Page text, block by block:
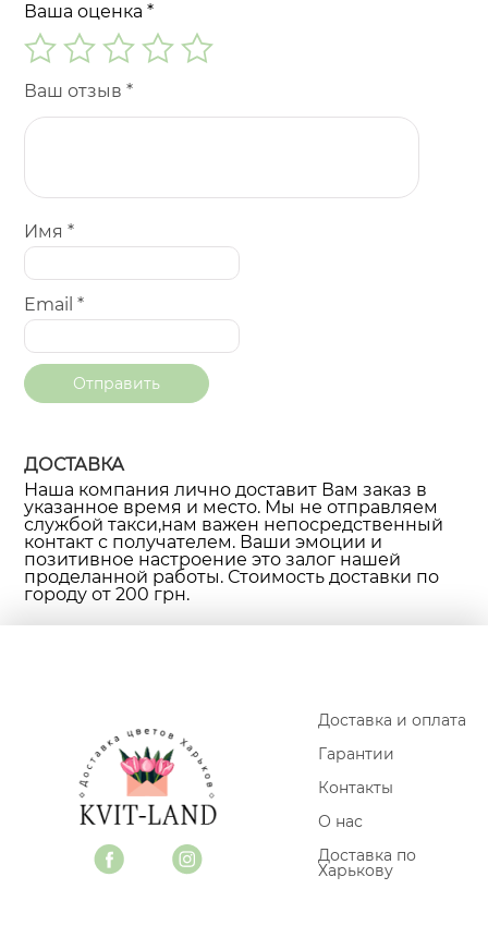
Ваша оценка*
Ваш отзыв*
Имя*
Email*
ДОСТАВКА
Наша компания лично доставит Вам заказ в
указанное время и место. Мы не отправляем
службой такси,нам важен непосредственный
контакт с получателем. Ваши эмоции и
позитивное настроение это залог нашей
проделанной работы. Стоимость доставки по
городу от 200 грн.
Доставка и оплата
Гарантии
Контакты
О нас
Доставка по
Харькову